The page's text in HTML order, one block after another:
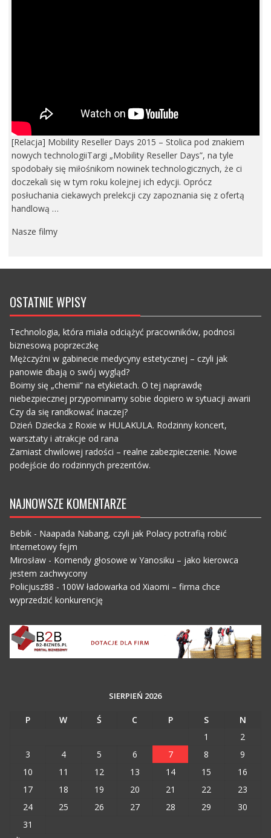
[Relacja] Mobility Reseller Days 2015 – Stolica pod znakiem
nowych technologiiTargi „Mobility Reseller Days”, na tyle
spodobały się miłośnikom nowinek technologicznych, że ci
doczekali się w tym roku kolejnej ich edycji. Oprócz
posłuchania ciekawych prelekcji czy zapoznania się z ofertą
handlową …
Nasze filmy
OSTATNIE WPISY
Technologia, która miała odciążyć pracowników, podnosi
biznesową poprzeczkę
Mężczyźni w gabinecie medycyny estetycznej – czyli jak
panowie dbają o swój wygląd?
Boimy się „chemii” na etykietach. O tej naprawdę
niebezpiecznej przypominamy sobie dopiero w sytuacji awarii
Czy da się randkować inaczej?
Dzień Dziecka z Roxie w HULAKULA. Rodzinny koncert,
warsztaty i atrakcje od rana
Zamiast chwilowej radości – realne zabezpieczenie. Nowe
podejście do rodzinnych prezentów.
NAJNOWSZE KOMENTARZE
Bebik- Naapada Nabang, czyli jak Polacy potrafią robić
Internetowy fejm
Mirosław- Komendy głosowe w Yanosiku – jako kierowca
jestem zachwycony
Policjusz88 - 100W ładowarka od Xiaomi – firma chce
wyprzedzić konkurencję
SIERPIEŃ 2026
P W Ś C P S
N
1
2
3
4 5 6 7 8
9
10
11 12 13 14 15
16
17
18 19 20 21 22
23
24
25 26 27 28 29
30
31